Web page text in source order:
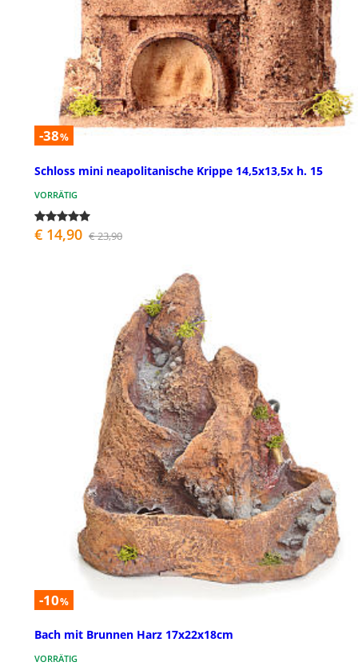
-38%
Schloss mini neapolitanische Krippe 14,5x13,5x h. 15
VORRÄTIG
€ 14,90 € 23,90
-10%
Bach mit Brunnen Harz 17x22x18cm
VORRÄTIG